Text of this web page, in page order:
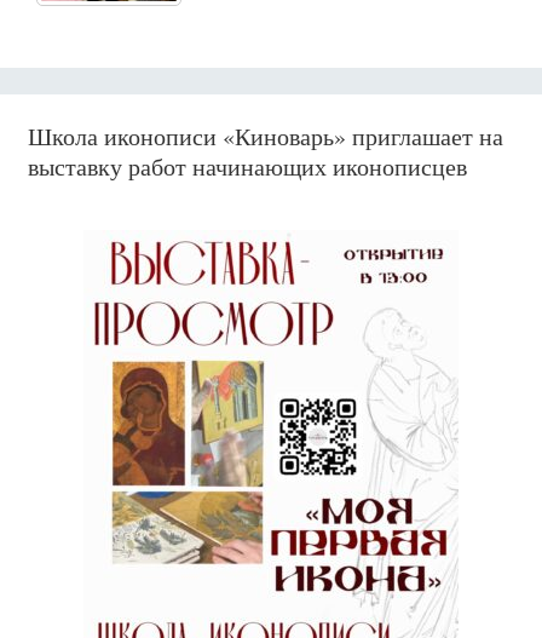
Школа иконописи «Киноварь» приглашает на
выставку работ начинающих иконописцев